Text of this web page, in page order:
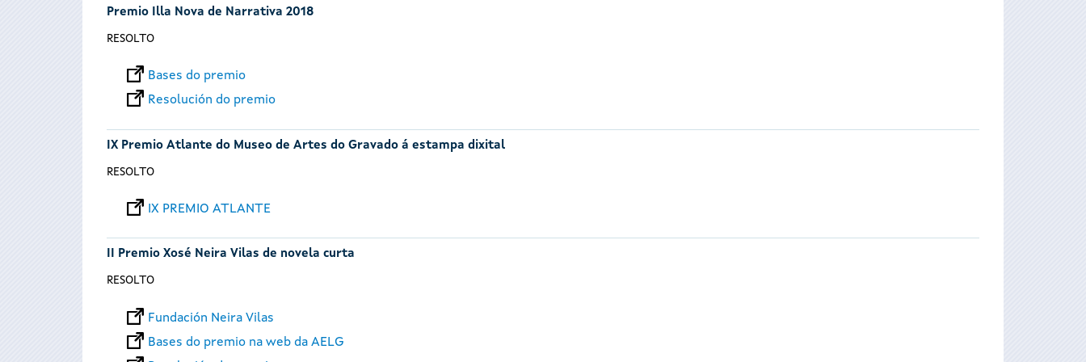
Premio Illa Nova de Narrativa 2018
RESOLTO
Bases do premio
Resolución do premio
IX Premio Atlante do Museo de Artes do Gravado á estampa dixital
RESOLTO
IX PREMIO ATLANTE
II Premio Xosé Neira Vilas de novela curta
RESOLTO
Fundación Neira Vilas
Bases do premio na web da AELG